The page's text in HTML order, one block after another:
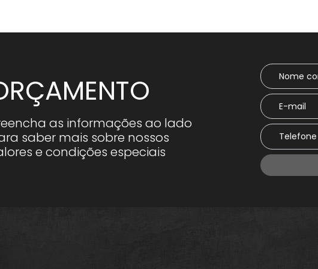
as informações ao lado
saber mais sobre nossos
e condições especiais